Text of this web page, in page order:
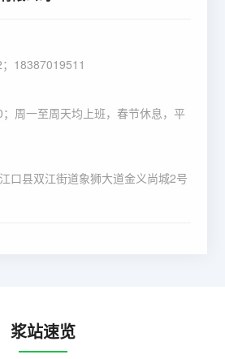
18387019511
周一至周天均上班，春节休息，平
口县双江街道象狮大道金义尚城2号
浆站速览